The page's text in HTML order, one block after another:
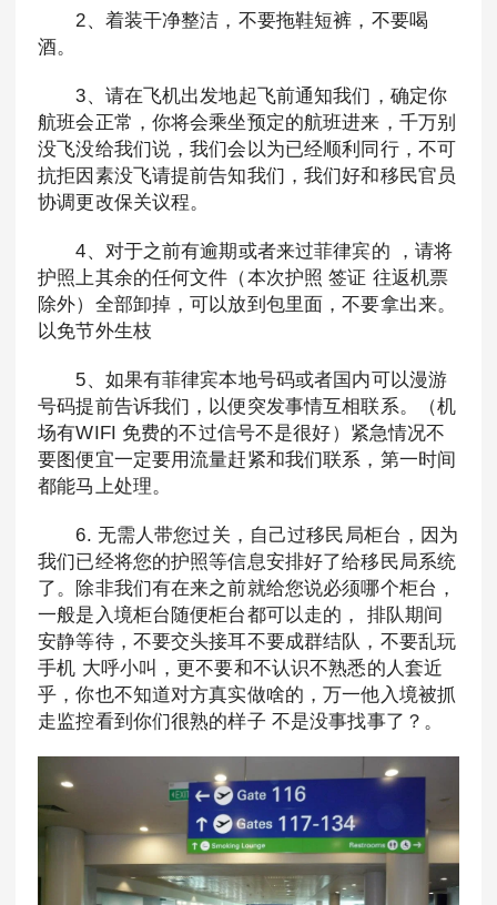
2、着装干净整洁，不要拖鞋短裤，不要喝
酒。
3、请在飞机出发地起飞前通知我们，确定你
航班会正常，你将会乘坐预定的航班进来，千万别
没飞没给我们说，我们会以为已经顺利同行，不可
抗拒因素没飞请提前告知我们，我们好和移民官员
协调更改保关议程。
4、对于之前有逾期或者来过菲律宾的 ，请将
护照上其余的任何文件（本次护照 签证 往返机票
除外）全部卸掉，可以放到包里面，不要拿出来。
以免节外生枝
5、如果有菲律宾本地号码或者国内可以漫游
号码提前告诉我们，以便突发事情互相联系。（机
场有WIFI 免费的不过信号不是很好）紧急情况不
要图便宜一定要用流量赶紧和我们联系，第一时间
都能马上处理。
6. 无需人带您过关，自己过移民局柜台，因为
我们已经将您的护照等信息安排好了给移民局系统
了。除非我们有在来之前就给您说必须哪个柜台，
一般是入境柜台随便柜台都可以走的， 排队期间
安静等待，不要交头接耳不要成群结队，不要乱玩
手机 大呼小叫，更不要和不认识不熟悉的人套近
乎，你也不知道对方真实做啥的，万一他入境被抓
走监控看到你们很熟的样子 不是没事找事了？。